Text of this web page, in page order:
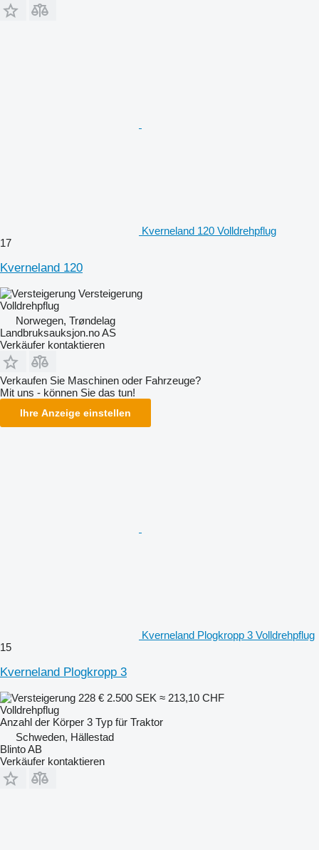
Kverneland 120 Volldrehpflug
17
Kverneland 120
Versteigerung
Volldrehpflug
Norwegen, Trøndelag
Landbruksauksjon.no AS
Verkäufer kontaktieren
Verkaufen Sie Maschinen oder Fahrzeuge?
Mit uns - können Sie das tun!
Ihre Anzeige einstellen
Kverneland Plogkropp 3 Volldrehpflug
15
Kverneland Plogkropp 3
228 € 2.500 SEK ≈ 213,10 CHF
Volldrehpflug
Anzahl der Körper 3 Typ für Traktor
Schweden, Hällestad
Blinto AB
Verkäufer kontaktieren